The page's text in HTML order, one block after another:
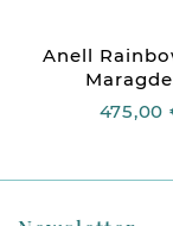
Anell
475,00